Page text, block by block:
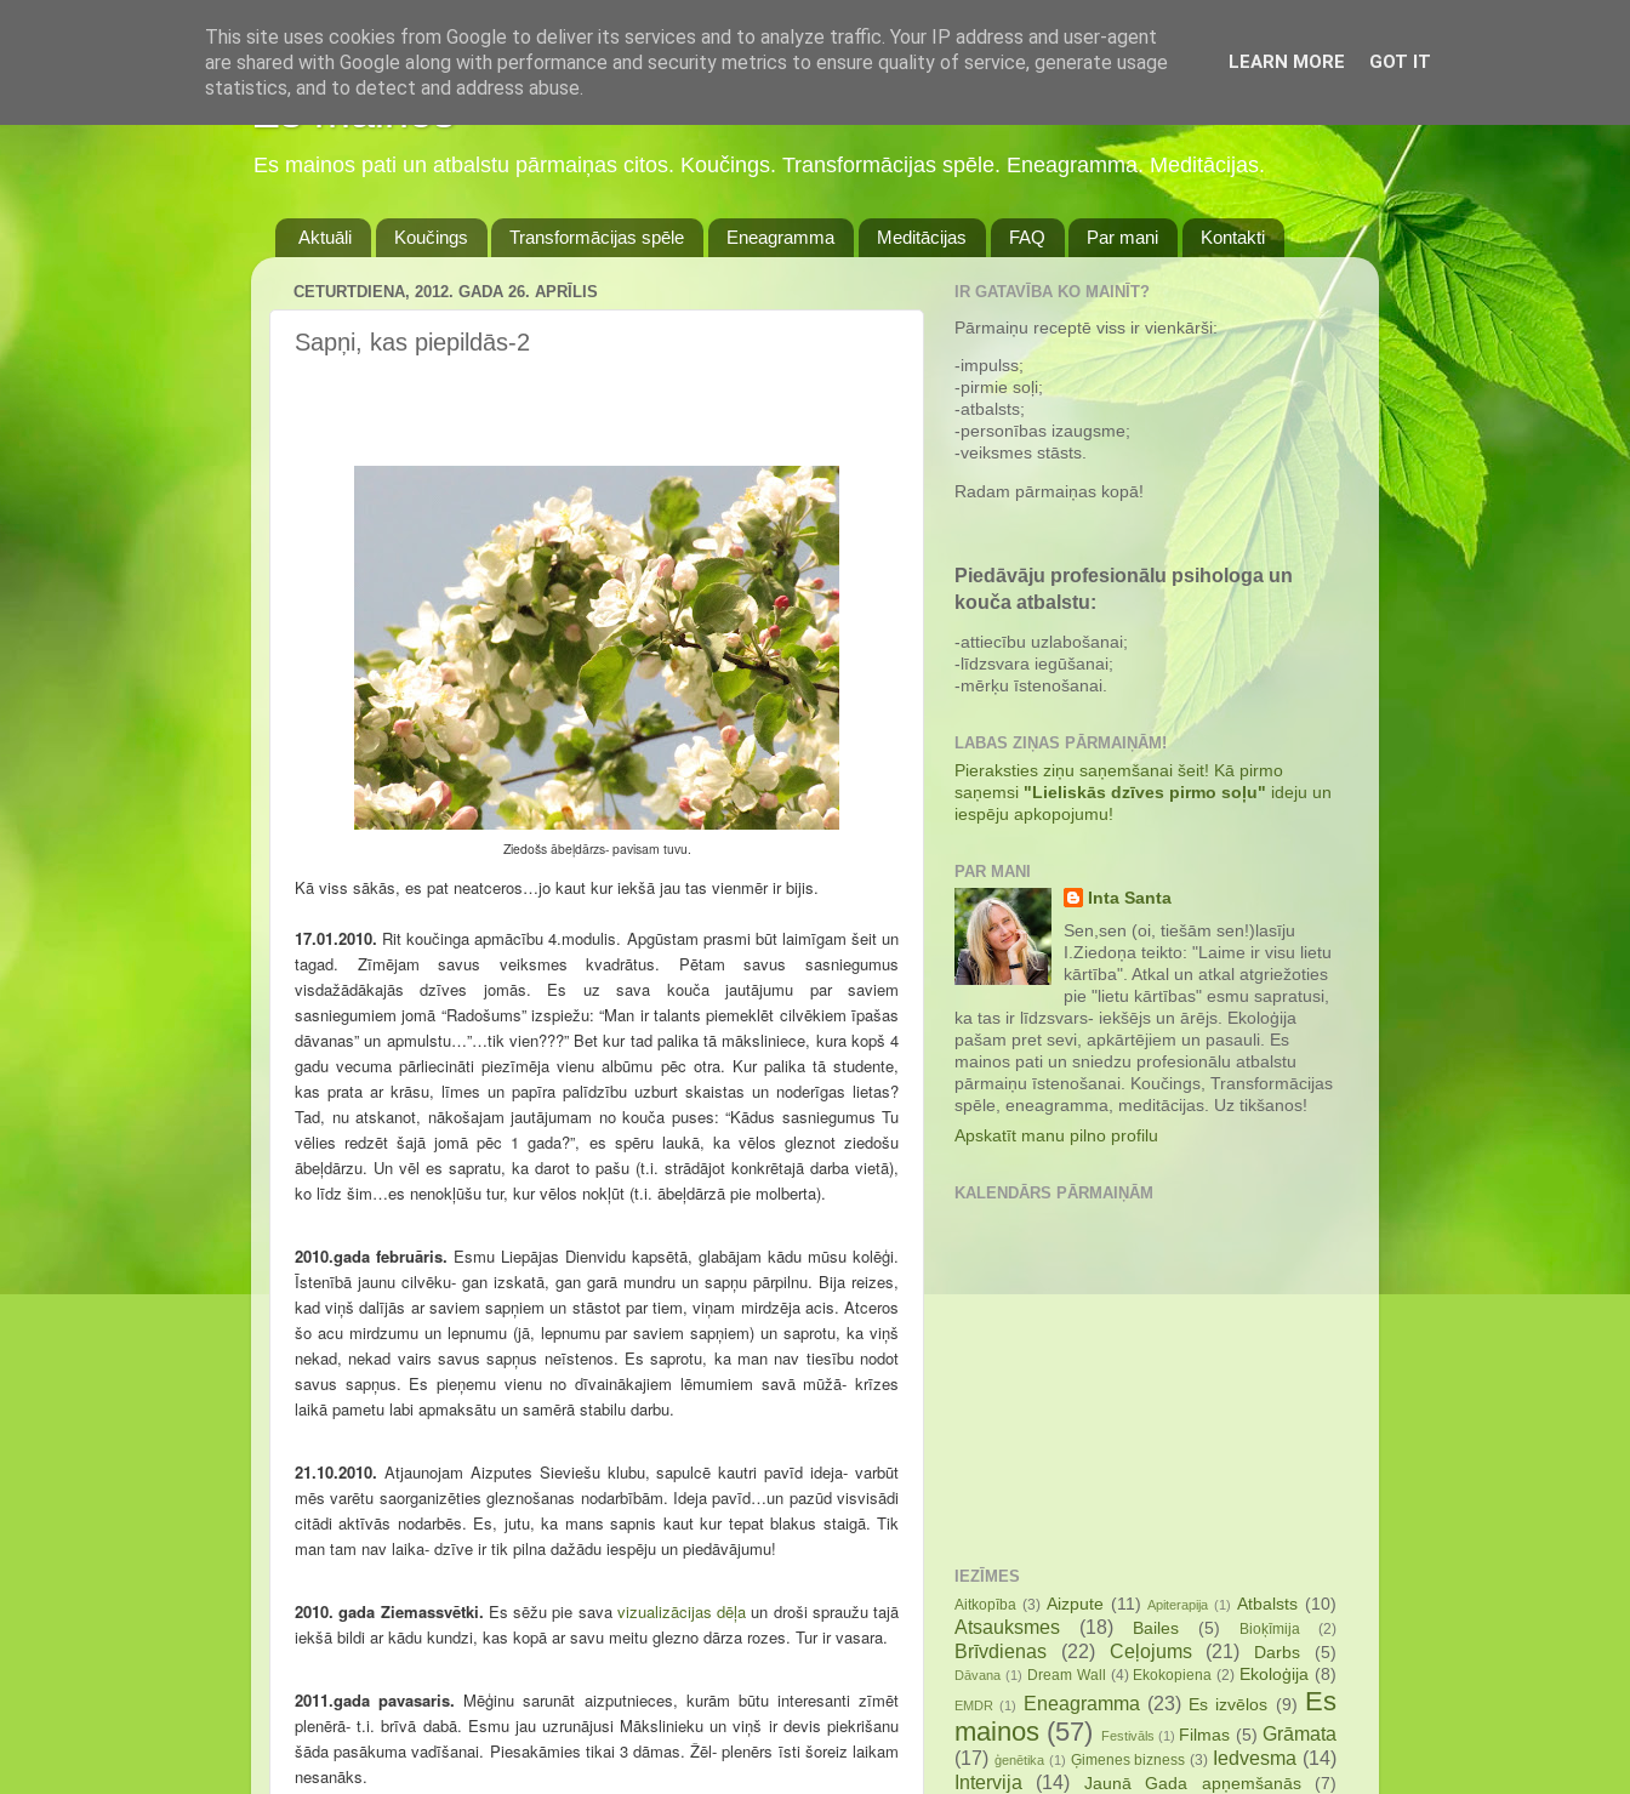
Es mainos
Es mainos pati un atbalstu pārmaiņas citos. Koučings. Transformācijas spēle. Eneagramma. Meditācijas.
Aktuāli Koučings Transformācijas spēle Eneagramma Meditācijas FAQ Par mani Kontakti
CETURTDIENA, 2012. GADA 26. APRĪLIS
Sapņi, kas piepildās-2
Ziedošs ābeļdārzs- pavisam tuvu.
Kā viss sākās, es pat neatceros…jo kaut kur iekšā jau tas vienmēr ir bijis.
17.01.2010. Rit koučinga apmācību 4.modulis. Apgūstam prasmi būt laimīgam šeit un
tagad. Zīmējam savus veiksmes kvadrātus. Pētam savus sasniegumus
visdažādākajās dzīves jomās. Es uz sava kouča jautājumu par saviem
sasniegumiem jomā “Radošums” izspiežu: “Man ir talants piemeklēt cilvēkiem īpašas
dāvanas” un apmulstu…”…tik vien???” Bet kur tad palika tā māksliniece, kura kopš 4
gadu vecuma pārliecināti piezīmēja vienu albūmu pēc otra. Kur palika tā studente,
kas prata ar krāsu, līmes un papīra palīdzību uzburt skaistas un noderīgas lietas?
Tad, nu atskanot, nākošajam jautājumam no kouča puses: “Kādus sasniegumus Tu
vēlies redzēt šajā jomā pēc 1 gada?”, es spēru laukā, ka vēlos gleznot ziedošu
ābeļdārzu. Un vēl es sapratu, ka darot to pašu (t.i. strādājot konkrētajā darba vietā),
ko līdz šim…es nenokļūšu tur, kur vēlos nokļūt (t.i. ābeļdārzā pie molberta).
2010.gada februāris. Esmu Liepājas Dienvidu kapsētā, glabājam kādu mūsu kolēģi.
Īstenībā jaunu cilvēku- gan izskatā, gan garā mundru un sapņu pārpilnu. Bija reizes,
kad viņš dalījās ar saviem sapņiem un stāstot par tiem, viņam mirdzēja acis. Atceros
šo acu mirdzumu un lepnumu (jā, lepnumu par saviem sapņiem) un saprotu, ka viņš
nekad, nekad vairs savus sapņus neīstenos. Es saprotu, ka man nav tiesību nodot
savus sapņus. Es pieņemu vienu no dīvainākajiem lēmumiem savā mūžā- krīzes
laikā pametu labi apmaksātu un samērā stabilu darbu.
21.10.2010. Atjaunojam Aizputes Sieviešu klubu, sapulcē kautri pavīd ideja- varbūt
mēs varētu saorganizēties gleznošanas nodarbībām. Ideja pavīd…un pazūd visvisādi
citādi aktīvās nodarbēs. Es, jutu, ka mans sapnis kaut kur tepat blakus staigā. Tik
man tam nav laika- dzīve ir tik pilna dažādu iespēju un piedāvājumu!
2010. gada Ziemassvētki. Es sēžu pie sava vizualizācijas dēļa un droši spraužu tajā
iekšā bildi ar kādu kundzi, kas kopā ar savu meitu glezno dārza rozes. Tur ir vasara.
2011.gada pavasaris. Mēģinu sarunāt aizputnieces, kurām būtu interesanti zīmēt
plenērā- t.i. brīvā dabā. Esmu jau uzrunājusi Mākslinieku un viņš ir devis piekrišanu
šāda pasākuma vadīšanai. Piesakāmies tikai 3 dāmas. Žēl- plenērs īsti šoreiz laikam
nesanāks.
IR GATAVĪBA KO MAINĪT?
Pārmaiņu receptē viss ir vienkārši:
-impulss;
-pirmie soļi;
-atbalsts;
-personības izaugsme;
-veiksmes stāsts.
Radam pārmaiņas kopā!
Piedāvāju profesionālu psihologa un
kouča atbalstu:
-attiecību uzlabošanai;
-līdzsvara iegūšanai;
-mērķu īstenošanai.
LABAS ZIŅAS PĀRMAIŅĀM!
Pieraksties ziņu saņemšanai šeit! Kā pirmo
saņemsi "Lieliskās dzīves pirmo soļu" ideju un
iespēju apkopojumu!
PAR MANI
Inta Santa
Sen,sen (oi, tiešām sen!)lasīju
I.Ziedoņa teikto: "Laime ir visu lietu
kārtība". Atkal un atkal atgriežoties
pie "lietu kārtības" esmu sapratusi,
ka tas ir līdzsvars- iekšējs un ārējs. Ekoloģija
pašam pret sevi, apkārtējiem un pasauli. Es
mainos pati un sniedzu profesionālu atbalstu
pārmaiņu īstenošanai. Koučings, Transformācijas
spēle, eneagramma, meditācijas. Uz tikšanos!
Apskatīt manu pilno profilu
KALENDĀRS PĀRMAIŅĀM
IEZĪMES
Aitkopība (3) Aizpute (11) Apiterapija (1) Atbalsts (10)
Atsauksmes (18) Bailes (5) Bioķīmija (2)
Brīvdienas (22) Ceļojums (21) Darbs (5)
Dāvana (1) Dream Wall (4) Ekokopiena (2) Ekoloģija (8)
EMDR (1) Eneagramma (23) Es izvēlos (9) Es
mainos (57) Festivāls (1) Filmas (5) Grāmata
(17) ģenētika (1) Ģimenes bizness (3) Iedvesma (14)
Intervija
(14) Jaunā Gada apņemšanās (7)
This site uses cookies from Google to deliver its services and to analyze traffic. Your IP address and user-agent
are shared with Google along with performance and security metrics to ensure quality of service, generate usage
statistics, and to detect and address abuse.
LEARN MORE GOT IT